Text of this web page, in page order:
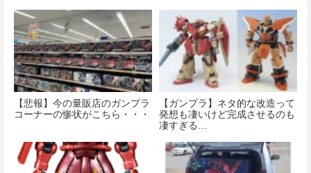
【悲報】今の量販店のガンプラ
コーナーの惨状がこちら・・・
【ガンプラ】ネタ的な改造って
発想も凄いけど完成させるのも
凄すぎる…